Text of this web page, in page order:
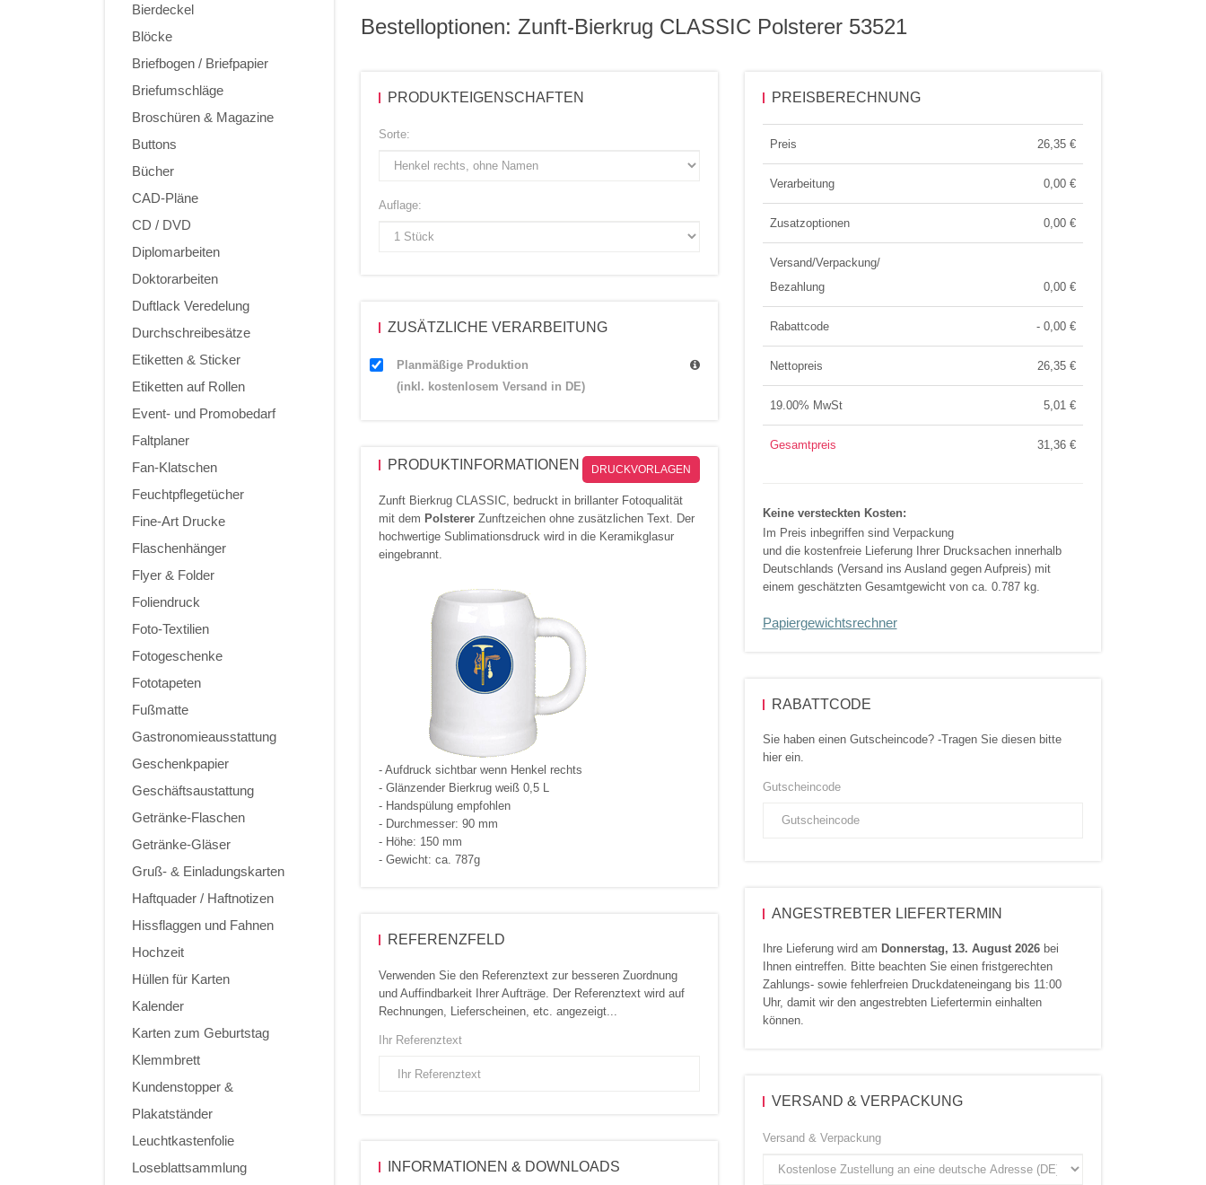
Bierdeckel
Blöcke
Briefbogen / Briefpapier
Briefumschläge
Broschüren & Magazine
Buttons
Bücher
CAD-Pläne
CD / DVD
Diplomarbeiten
Doktorarbeiten
Duftlack Veredelung
Durchschreibesätze
Etiketten & Sticker
Etiketten auf Rollen
Event- und Promobedarf
Faltplaner
Fan-Klatschen
Feuchtpflegetücher
Fine-Art Drucke
Flaschenhänger
Flyer & Folder
Foliendruck
Foto-Textilien
Fotogeschenke
Fototapeten
Fußmatte
Gastronomieausstattung
Geschenkpapier
Geschäftsaustattung
Getränke-Flaschen
Getränke-Gläser
Gruß- & Einladungskarten
Haftquader / Haftnotizen
Hissflaggen und Fahnen
Hochzeit
Hüllen für Karten
Kalender
Karten zum Geburtstag
Klemmbrett
Kundenstopper &
Plakatständer
Leuchtkastenfolie
Loseblattsammlung
- Aufdruck sichtbar wenn Henkel rechts
- Handspülung empfohlen
- Höhe: 150 mm
- Gewicht: ca. 787g
Bestelloptionen: Zunft-Bierkrug CLASSIC Polsterer 53521
PRODUKTEIGENSCHAFTEN
Sorte:
Auflage:
ZUSÄTZLICHE VERARBEITUNG
Planmäßige Produktion
(inkl. kostenlosem Versand in DE)
PRODUKTINFORMATIONEN DRUCKVORLAGEN
Zunft Bierkrug CLASSIC, bedruckt in brillanter Fotoqualität
mit dem Polsterer Zunftzeichen ohne zusätzlichen Text. Der
hochwertige Sublimationsdruck wird in die Keramikglasur
eingebrannt.
- Aufdruck sichtbar wenn Henkel rechts
- Glänzender Bierkrug weiß 0,5 L
- Handspülung empfohlen
- Durchmesser: 90 mm
- Höhe: 150 mm
- Gewicht: ca. 787g
REFERENZFELD
Verwenden Sie den Referenztext zur besseren Zuordnung
und Auffindbarkeit Ihrer Aufträge. Der Referenztext wird auf
Rechnungen, Lieferscheinen, etc. angezeigt...
Ihr Referenztext
INFORMATIONEN & DOWNLOADS
PREISBERECHNUNG
Preis 26,35 €
Verarbeitung 0,00 €
Zusatzoptionen 0,00 €
Versand/Verpackung/
Bezahlung
0,00 €
Rabattcode - 0,00 €
Nettopreis 26,35 €
19.00% MwSt 5,01 €
Gesamtpreis 31,36 €
Keine versteckten Kosten:
Im Preis inbegriffen sind Verpackung
und die kostenfreie Lieferung Ihrer Drucksachen innerhalb
Deutschlands (Versand ins Ausland gegen Aufpreis) mit
einem geschätzten Gesamtgewicht von ca. 0.787 kg.
Papiergewichtsrechner
RABATTCODE
Sie haben einen Gutscheincode? -Tragen Sie diesen bitte
hier ein.
Gutscheincode
ANGESTREBTER LIEFERTERMIN
Ihre Lieferung wird am Donnerstag, 13. August 2026bei
Ihnen eintreffen. Bitte beachten Sie einen fristgerechten
Zahlungs- sowie fehlerfreien Druckdateneingang bis 11:00
Uhr, damit wir den angestrebten Liefertermin einhalten
können.
VERSAND & VERPACKUNG
Versand & Verpackung